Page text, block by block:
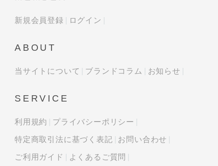
新規会員登録 ログイン
ABOUT
当サイトについて ブランドコラム お知らせ
SERVICE
利用規約 プライバシーポリシー
特定商取引法に基づく表記 お問い合わせ
ご利用ガイド よくあるご質問